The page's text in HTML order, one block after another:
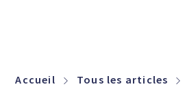
Accueil
Tous les articles